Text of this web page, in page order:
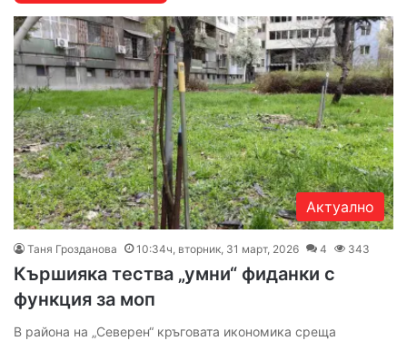
Актуално
Таня Грозданова 10:34ч, вторник, 31 март, 2026 4 343
Кършияка тества „умни“ фиданки с
функция за моп
В района на „Северен“ кръговата икономика среща